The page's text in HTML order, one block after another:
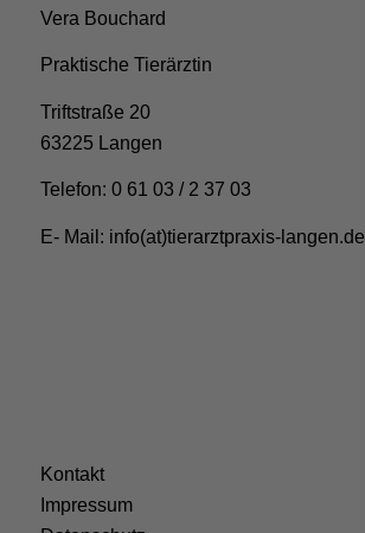
Vera Bouchard
Praktische Tierärztin
Triftstraße 20
63225 Langen
Telefon: 0 61 03 / 2 37 03
E- Mail: info(at)tierarztpraxis-langen.de
Kontakt
Impressum